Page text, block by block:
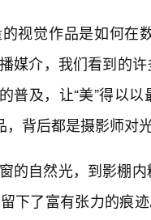
视觉作品是如何在
媒介，我们看到的
普及，让“美”得以
，背后都是摄影师对
的自然光，到影棚
下了富有张力的痕